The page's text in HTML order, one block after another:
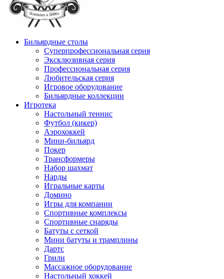
Бильярдные столы
Суперпрофессиональная серия
Эксклюзивная серия
Профессиональная серия
Любительская серия
Игровое оборудование
Бильярдные коллекции
Игротека
Настольный теннис
Футбол (кикер)
Аэрохоккей
Мини-бильярд
Покер
Трансформеры
Набор шахмат
Нарды
Игральные карты
Домино
Игры для компании
Спортивные комплексы
Спортивные снаряды
Батуты с сеткой
Мини батуты и трамплины
Дартс
Грили
Массажное оборудование
Настольный хоккей